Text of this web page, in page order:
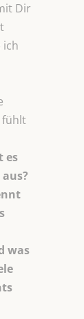
Dir
ich
fühlt
es
was